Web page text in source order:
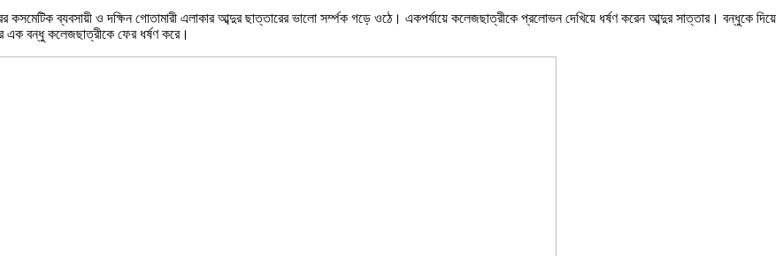
ব্যবসায়ী ও দক্ষিন গোতামারী এলাকার আব্দুর ছাত্তারের ভালো সর্ম্পক গড়ে ওঠে। একপর্যায়ে কলেজছাত্রীকে প্রলোভন দেখিয়ে ধর্ষণ করেন আব্দুর সাত্তার। বন্ধুকে দিয়ে
এক বন্ধু কলেজছাত্রীকে ফের ধর্ষণ করে।